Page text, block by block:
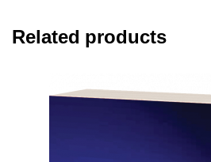
Related products